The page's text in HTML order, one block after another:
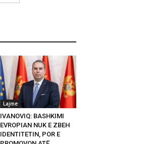
Lajme
IVANOVIQ: BASHKIMI
EVROPIAN NUK E ZBEH
IDENTITETIN, POR E